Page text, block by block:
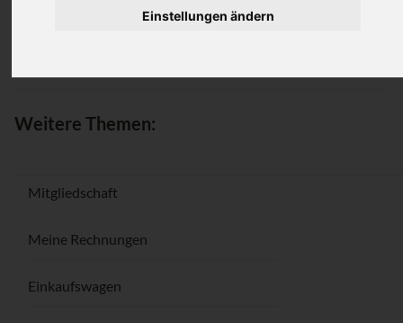
Einstellungen ändern
Passwort vergessen / Registrieren
Weitere Themen:
Mitgliedschaft
Meine Rechnungen
Einkaufswagen